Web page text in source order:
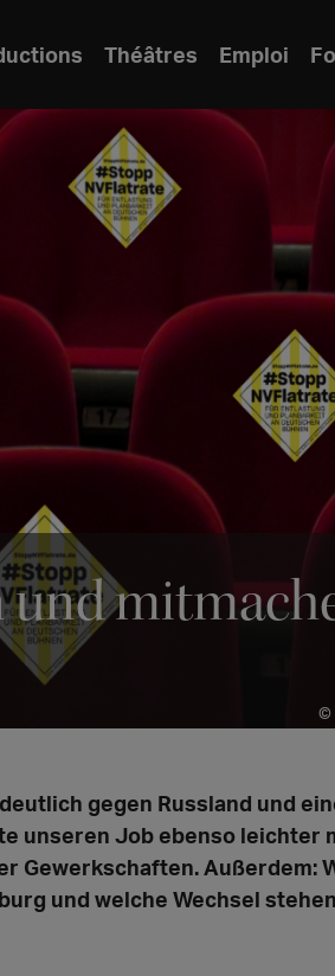
Théâtres Emploi
und
©
gegen Russland und
unseren Job ebenso leichter
Gewerkschaften. Außerdem:
und welche Wechsel